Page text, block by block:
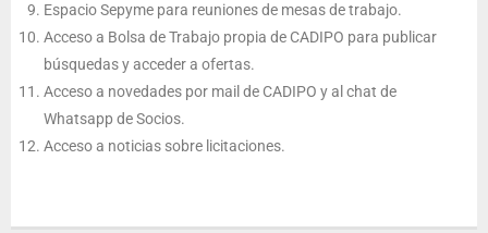
Espacio Sepyme para reuniones de mesas de trabajo.
Acceso a Bolsa de Trabajo propia de CADIPO para publicar
búsquedas y acceder a ofertas.
Acceso a novedades por mail de CADIPO y al chat de
Whatsapp de Socios.
Acceso a noticias sobre licitaciones.